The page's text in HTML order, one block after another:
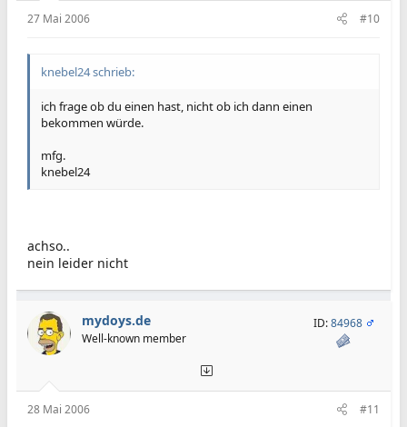
27 Mai 2006 #10
knebel24 schrieb:
ich frage ob du einen hast, nicht ob ich dann einen
bekommen würde.
mfg.
knebel24
achso..
nein leider nicht
mydoys.de
Well-known member
ID:84968
28 Mai 2006 #11